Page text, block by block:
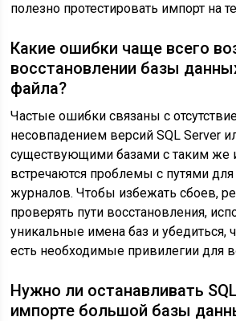
полезно протестировать импорт на
Какие ошибки чаще всего
восстановлении базы
файла?
Частые ошибки связаны с
несовпадением версий SQL Server
существующими базами с таким же
встречаются проблемы с путями
журналов. Чтобы избежать сбоев,
проверять пути восстановления,
уникальные имена баз и убедиться,
есть необходимые привилегии для
Нужно ли останавливать
импорте большой базы